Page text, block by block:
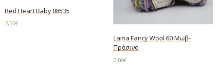
Red Heart Baby 08535
2,50€
Lama Fancy Wool 60 Μωβ-
Πράσινο
2,00€